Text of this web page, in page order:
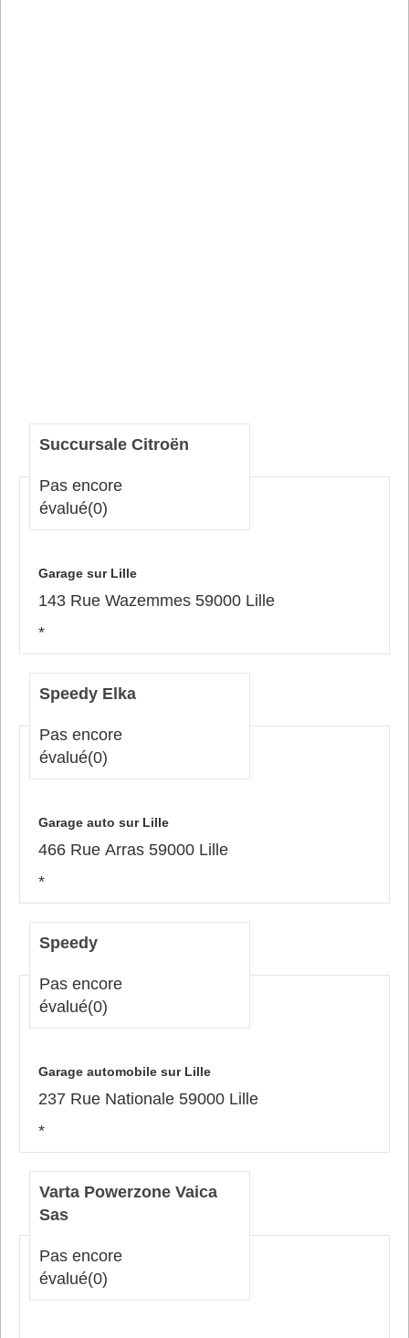
Succursale Citroën
Pas encore
évalué(0)
Garage sur Lille
143 Rue Wazemmes 59000 Lille
*
Speedy Elka
Pas encore
évalué(0)
Garage auto sur Lille
466 Rue Arras 59000 Lille
*
Speedy
Pas encore
évalué(0)
Garage automobile sur Lille
237 Rue Nationale 59000 Lille
*
Varta Powerzone Vaica
Sas
Pas encore
évalué(0)